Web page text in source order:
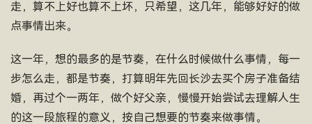
走，算不上好也算不上坏，只希望，这几年，能够好好的做
点事情出来。
这一年，想的最多的是节奏，在什么时候做什么事情，每一
步怎么走，都是节奏，打算明年先回长沙去买个房子准备结
婚，再过个一两年，做个好父亲，慢慢开始尝试去理解人生
的这一段旅程的意义，按自己想要的节奏来做事情。